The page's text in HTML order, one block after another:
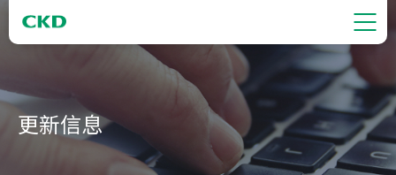
更新信息